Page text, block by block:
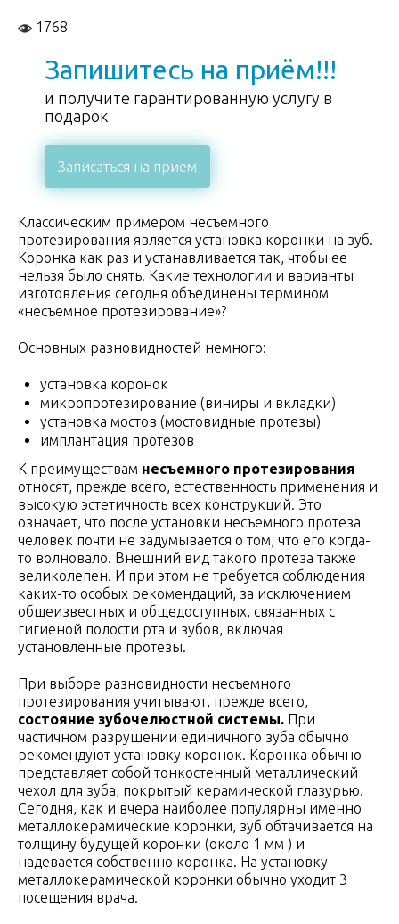
1768
Запишитесь на приём!!!
и получите гарантированную услугу в
подарок
Записаться на прием
Классическим примером несъемного
протезирования является установка коронки на зуб.
Коронка как раз и устанавливается так, чтобы ее
нельзя было снять. Какие технологии и варианты
изготовления сегодня объединены термином
«несъемное протезирование»?
Основных разновидностей немного:
установка коронок
микропротезирование (виниры и вкладки)
установка мостов (мостовидные протезы)
имплантация протезов
К преимуществам несъемного протезирования
относят, прежде всего, естественность применения и
высокую эстетичность всех конструкций. Это
означает, что после установки несъемного протеза
человек почти не задумывается о том, что его когда-
то волновало. Внешний вид такого протеза также
великолепен. И при этом не требуется соблюдения
каких-то особых рекомендаций, за исключением
общеизвестных и общедоступных, связанных с
гигиеной полости рта и зубов, включая
установленные протезы.
При выборе разновидности несъемного
протезирования учитывают, прежде всего,
состояние зубочелюстной системы. При
частичном разрушении единичного зуба обычно
рекомендуют установку коронок. Коронка обычно
представляет собой тонкостенный металлический
чехол для зуба, покрытый керамической глазурью.
Сегодня, как и вчера наиболее популярны именно
металлокерамические коронки, зуб обтачивается на
толщину будущей коронки (около 1 мм ) и
надевается собственно коронка. На установку
металлокерамической коронки обычно уходит 3
посещения врача.